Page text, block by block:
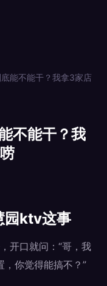
能不能干？我拿3家店
不能干？我
园ktv这事
开口就问：“哥，我
你觉得能搞不？”